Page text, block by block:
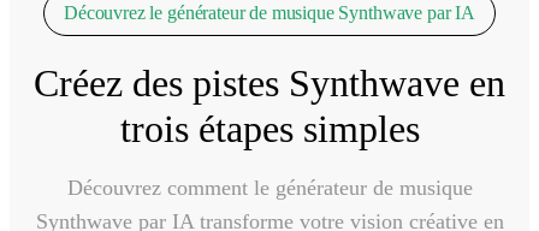
Découvrez le générateur de musique Synthwave par IA
Créez des pistes Synthwave en
trois étapes simples
Découvrez comment le générateur de musique
Synthwave par IA transforme votre vision créative en